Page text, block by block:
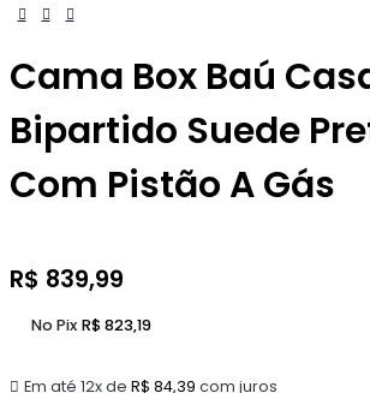
Cama Box Baú
Bipartido Suede
Com Pistão A Gás
R$ 839,99
Em até 12x de R$ 84,39 com juros
No Pix R$823,19